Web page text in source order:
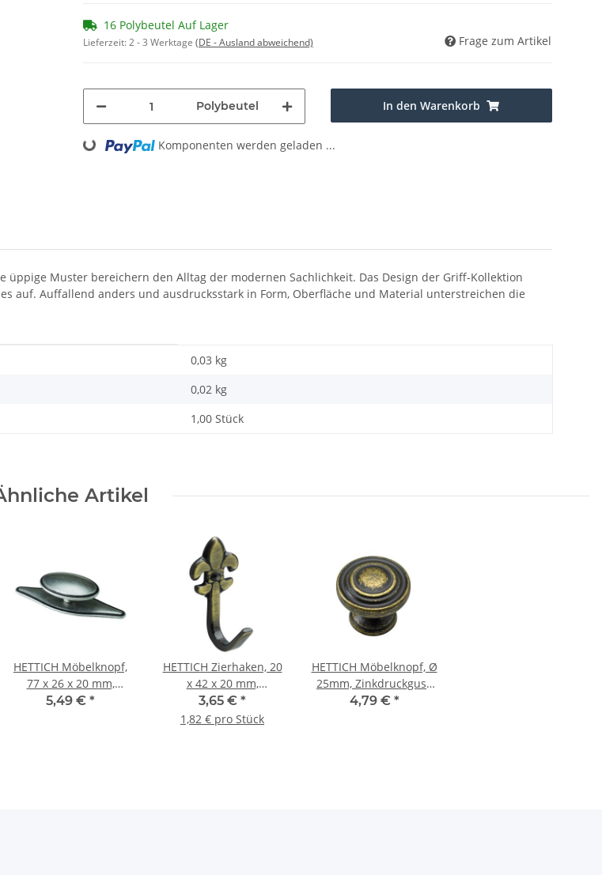
16 Polybeutel Auf Lager
Lieferzeit:2 - 3 Werktage (DE - Ausland abweichend) Frage zum Artikel
Polybeutel In den Warenkorb
Loading... Komponenten werden geladen ...
Muster bereichern den Alltag der modernen Sachlichkeit. Das Design der Griff-Kollektion
auf. Auffallend anders und ausdrucksstark in Form, Oberfläche und Material unterstreichen die
0,03 kg
0,02 kg
1,00 Stück
Artikel
HETTICH Möbelknopf,
77 x 26 x 20 mm,
Zinkdruckguss brüniert,
5,49 € *
HETTICH Zierhaken, 20
x 42 x 20 mm,
Zinkdruckguss
vermessingt brüniert
3,65 € *
1,82 € pro Stück
HETTICH Möbelknopf, Ø
25mm, Zinkdruckguss
vermessingt brüniert
4,79 € *